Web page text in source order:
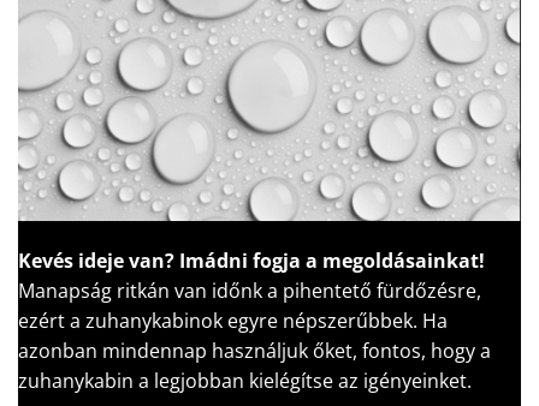
Kevés ideje van? Imádni fogja a megoldásainkat!
Manapság ritkán van időnk a pihentető fürdőzésre,
ezért a zuhanykabinok egyre népszerűbbek. Ha
azonban mindennap használjuk őket, fontos, hogy a
zuhanykabin a legjobban kielégítse az igényeinket.